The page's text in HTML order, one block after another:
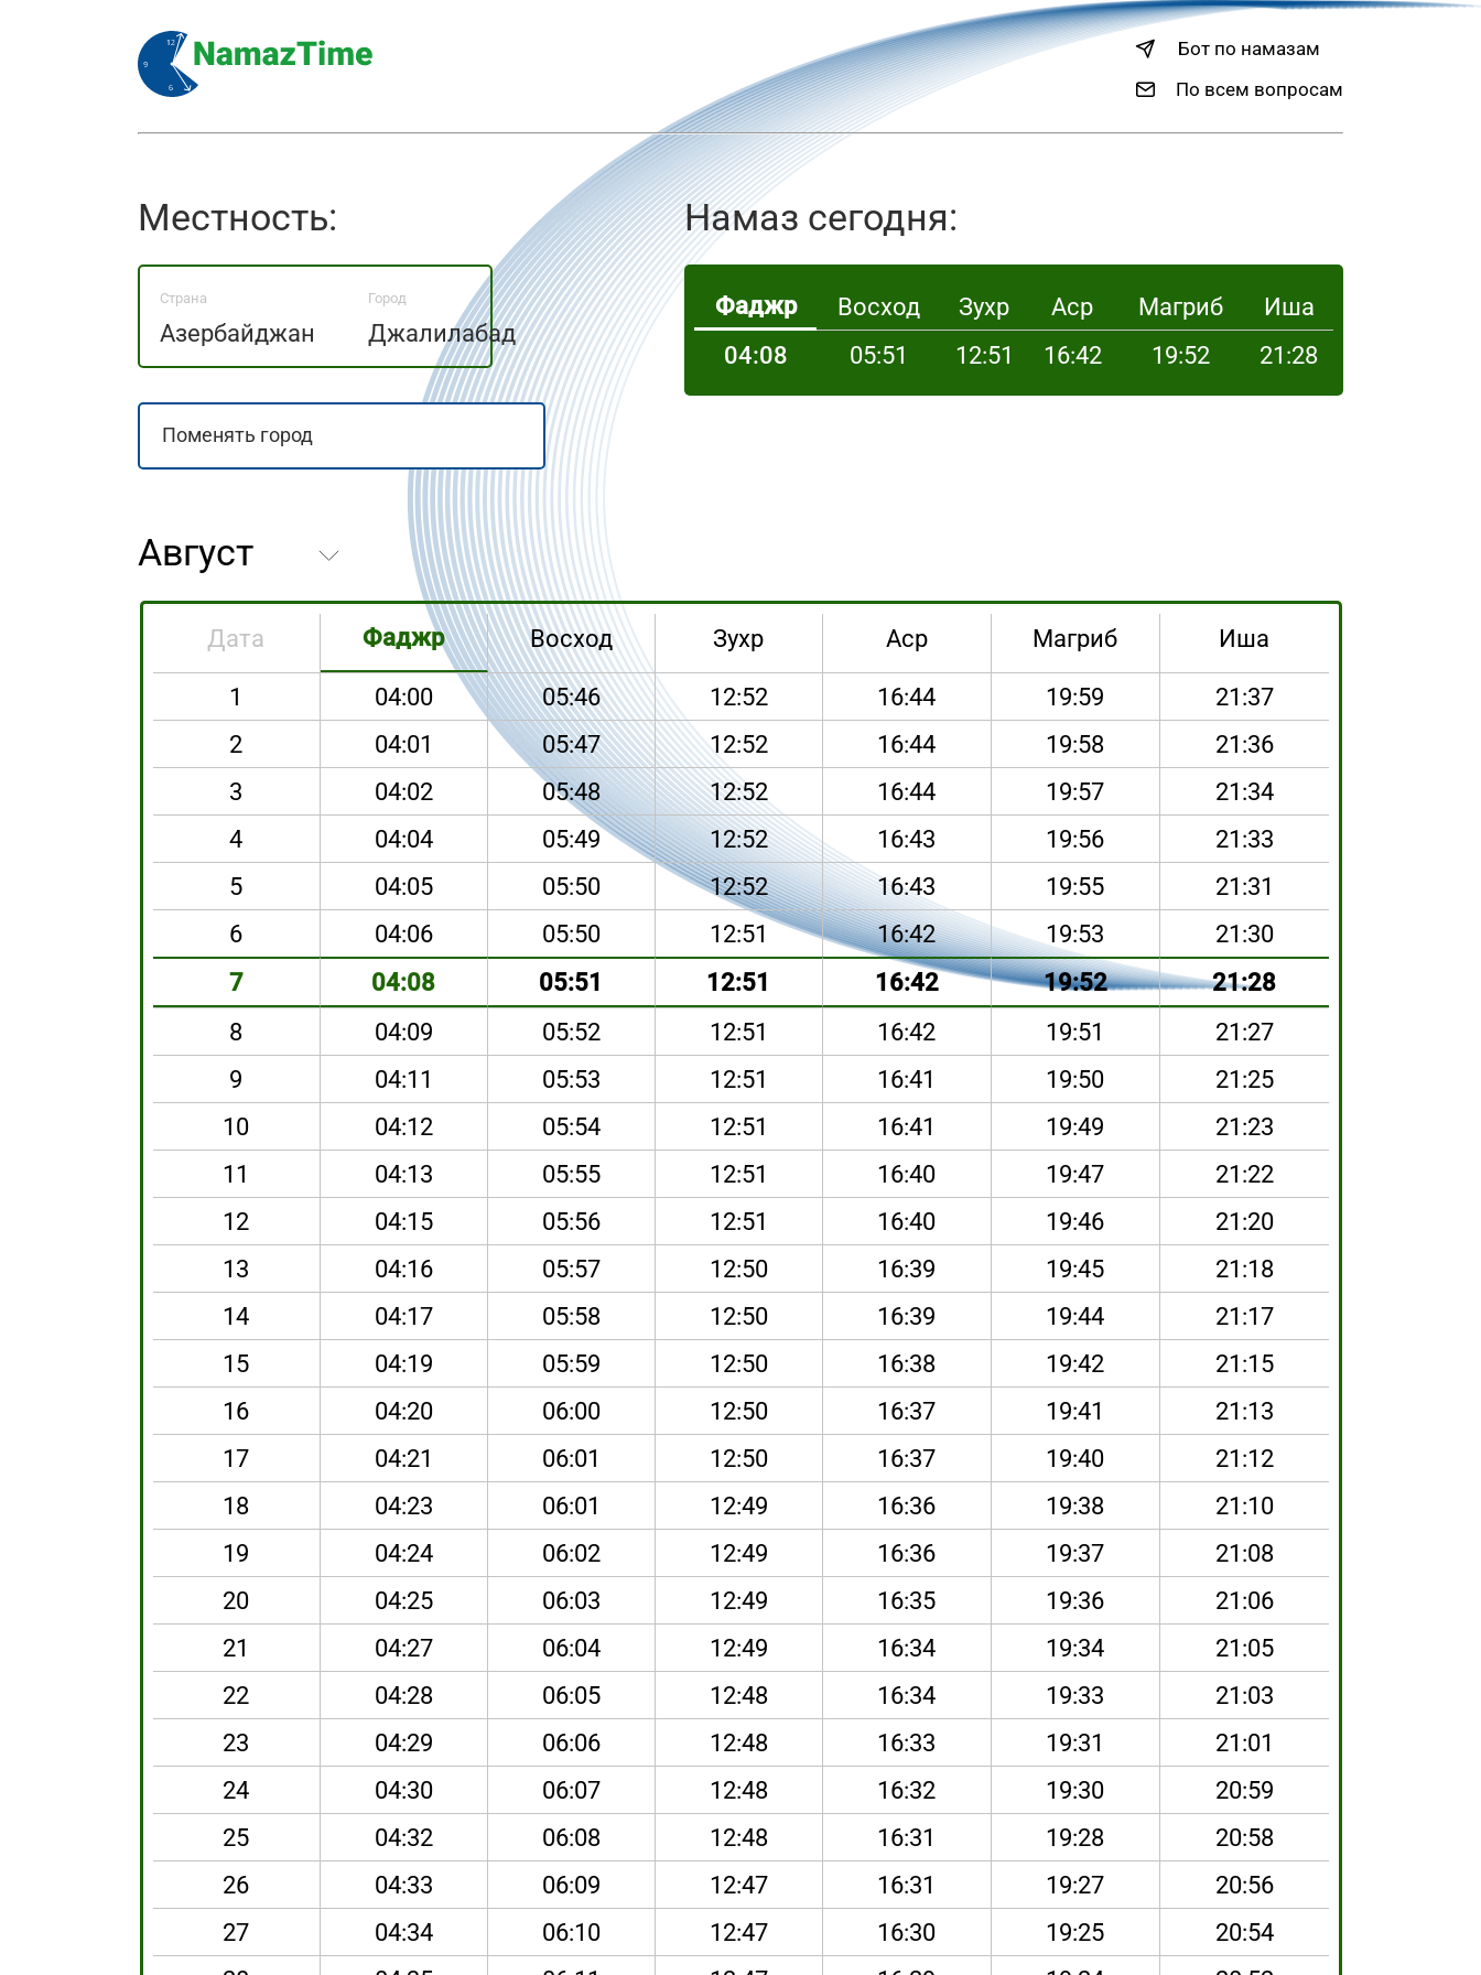
Бот по намазам
По всем вопросам
Местность:
Страна
Азербайджан
Город
Джалилабад
Намаз сегодня:
Фаджр Восход Зухр Аср Магриб
Иша
04:08
05:51 12:51 16:42 19:52 21:28
Дата Фаджр Восход Зухр Аср Магриб Иша
1 04:00 05:46 12:52 16:44 19:59
21:37
2
04:01 05:47 12:52 16:44 19:58
21:36
3
04:02 05:48 12:52 16:44 19:57
21:34
4
04:04 05:49 12:52 16:43 19:56
21:33
5
04:05 05:50 12:52 16:43 19:55
21:31
6
04:06 05:50 12:51 16:42 19:53
21:30
7
04:08 05:51 12:51 16:42 19:52
21:28
8
04:09 05:52 12:51 16:42 19:51
21:27
9
04:11 05:53 12:51 16:41 19:50
21:25
10
04:12 05:54 12:51 16:41 19:49
21:23
11
04:13 05:55 12:51 16:40 19:47
21:22
12
04:15 05:56 12:51 16:40 19:46
21:20
13
04:16 05:57 12:50 16:39 19:45
21:18
14
04:17 05:58 12:50 16:39 19:44
21:17
15
04:19 05:59 12:50 16:38 19:42
21:15
16
04:20 06:00 12:50 16:37 19:41
21:13
17
04:21 06:01 12:50 16:37 19:40
21:12
18
04:23 06:01 12:49 16:36 19:38
21:10
19
04:24 06:02 12:49 16:36 19:37
21:08
20
04:25 06:03 12:49 16:35 19:36
21:06
21
04:27 06:04 12:49 16:34 19:34
21:05
22
04:28 06:05 12:48 16:34 19:33
21:03
23
04:29 06:06 12:48 16:33 19:31
21:01
24
04:30 06:07 12:48 16:32 19:30
20:59
25
04:32 06:08 12:48 16:31 19:28
20:58
26
04:33 06:09 12:47 16:31 19:27
20:56
27
04:34 06:10 12:47 16:30 19:25
20:54